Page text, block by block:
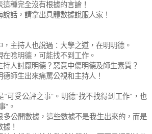
種完全沒有根據的言論！
話，請拿出具體數據說服人家！
，主持人也說過：大學之道，在明明德。
唸明德，可能找不到工作。
持人討厭明德？惡意中傷明德及師生素質？
師生出來痛罵公視和主持人！
“可受公評之事”。明德“找不找得到工作”，也
”。
多公開數據，這些數據不是我生出來的，而是
！